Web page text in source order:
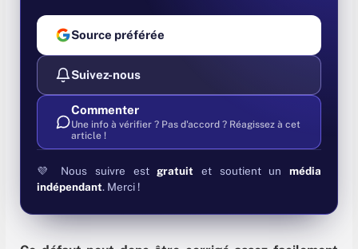
Source préférée
Suivez-nous
Commenter
Une info à vérifier ? Pas d'accord ? Réagissez à cet
article !
💜 Nous suivre estgratuit et soutient unmédia
indépendant. Merci !